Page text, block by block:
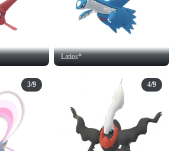
Latios*
3/9 4/9